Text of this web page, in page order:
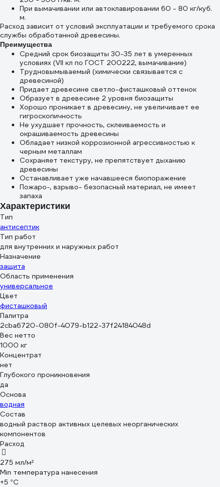
При вымачивании или автоклавировании 60 - 80 кг/куб.
м.
Расход зависит от условий эксплуатации и требуемого срока
службы обработанной древесины.
Преимущества
Средний срок биозащиты 30-35 лет в умеренных
условиях (VII кл по ГОСТ 200222, вымачивание)
Трудновымываемый (химически связывается с
древесиной)
Придает древесине светло-фисташковый оттенок
Образует в древесине 2 уровня биозащиты
Хорошо проникает в древесину, не увеличивает ее
гигроскопичность
Не ухудшает прочность, склеиваемость и
окрашиваемость древесины
Обладает низкой коррозионной агрессивностью к
черным металлам
Сохраняет текстуру, не препятствует дыханию
древесины
Останавливает уже начавшееся биопоражение
Пожаро-, взрыво- безопасный материал, не имеет
запаха
Характеристики
Тип
антисептик
Тип работ
для внутренних и наружных работ
Назначение
защита
Область применения
универсальное
Цвет
фисташковый
Палитра
2cba6720-080f-4079-b122-37f24184048d
Вес нетто
1000 кг
Концентрат
нет
Глубокого проникновения
да
Основа
водная
Состав
водный раствор активных целевых неорганических
компонентов
Расход
275 мл/м²
Min температура нанесения
+5 °С